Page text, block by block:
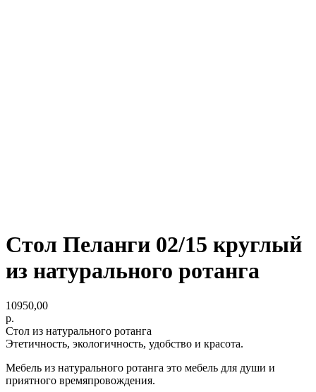
Стол Пеланги 02/15 круглый
из натурального ротанга
10950,00
р.
Стол из натурального ротанга
Этетичность, экологичность, удобство и красота.
Мебель из натурального ротанга это мебель для души и
приятного времяпровождения.